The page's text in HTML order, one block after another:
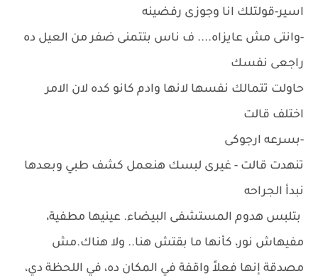
اسير-قولتلك انا وجوزى رفضينه
-وانتى مش عايزاه.... ف ناس بتتمنى ضفر من العيل ده
راجعى نفسك
حاولت تتمالك نفسها لانها وادم كانو كده لان الامر
اختلف قالت
-بسرعه ارجوكى
تنهدت قالت - غيرى لبسك هنعمل كشف طبي وبعدها
نبدأ الجراحه
بتلبس هدوم المستشفى البيضاء. عينيها مطفية،
مفيهاش نور، كأنها ما بقتش هنا.. ولا هناك.مش
مصدقة إنها فعلاً واقفة في المكان ده، في اللحظة دي،